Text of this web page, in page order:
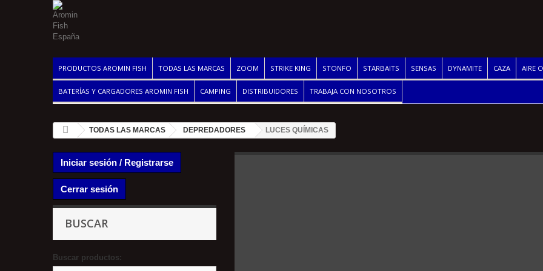
PRODUCTOS AROMIN FISH TODAS LAS MARCAS ZOOM STRIKE KING STONFO STARBAITS SENSAS DYNAMITE CAZA AIRE
BATERÍAS Y CARGADORES AROMIN FISH CAMPING DISTRIBUIDORES TRABAJA CON NOSOTROS
TODAS LAS MARCAS DEPREDADORES LUCES QUÍMICAS
Iniciar sesión / Registrarse
Cerrar sesión
BUSCAR
Buscar productos: